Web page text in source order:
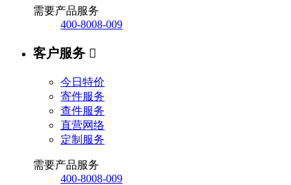
需要产品服务
400-8008-009
客户服务 
今日特价
寄件服务
查件服务
直营网络
定制服务
需要产品服务
400-8008-009